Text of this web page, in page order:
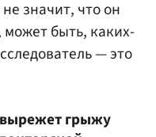
значит, что он
быть, каких-
— это
вырежет грыжу